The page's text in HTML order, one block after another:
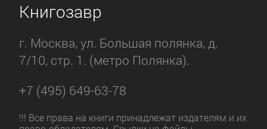
Книгозавр
г. Москва, ул. Большая полянка, д.
7/10, стр. 1. (метро Полянка).
+7 (495) 649-63-78
!!! Все права на книги принадлежат издателям и их